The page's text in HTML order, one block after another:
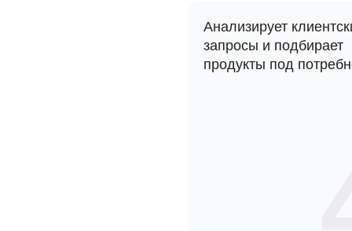
Анализирует
запросы и подбирает
продукты под